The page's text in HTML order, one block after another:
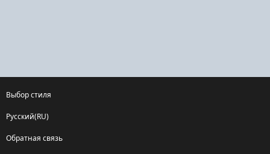
Выбор стиля
Русский(RU)
Обратная связь